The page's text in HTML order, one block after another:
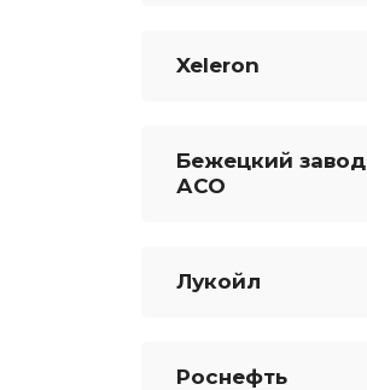
Xeleron
Бежецкий завод
АСО
Лукойл
Роснефть